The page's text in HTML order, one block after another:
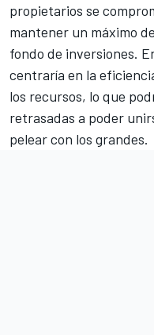
propietarios se
mantener un máximo
fondo de inversiones.
centraría en la
los recursos, lo que
retrasadas a poder
pelear con los grandes.